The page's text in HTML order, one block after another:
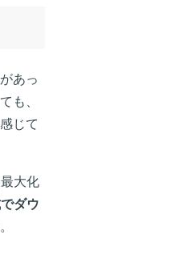
あっ
も、
じて
大化
ダウ